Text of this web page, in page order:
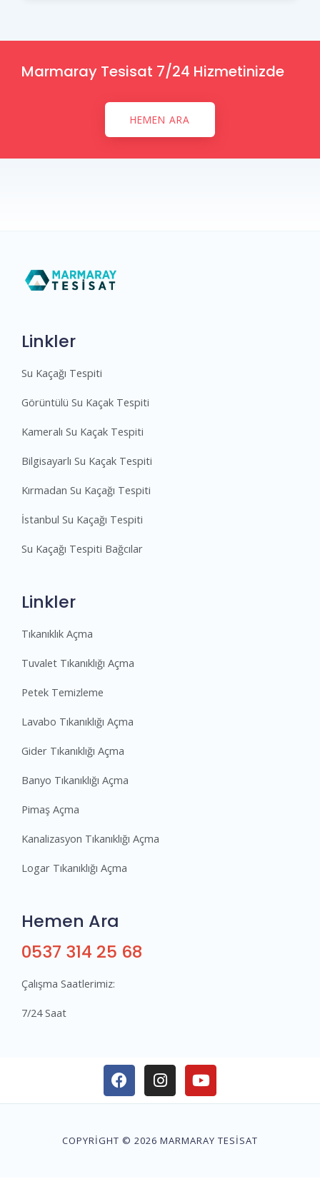
Marmaray Tesisat 7/24 Hizmetinizde
HEMEN ARA
Linkler
Su Kaçağı Tespiti
Görüntülü Su Kaçak Tespiti
Kameralı Su Kaçak Tespiti
Bilgisayarlı Su Kaçak Tespiti
Kırmadan Su Kaçağı Tespiti
İstanbul Su Kaçağı Tespiti
Su Kaçağı Tespiti Bağcılar
Linkler
Tıkanıklık Açma
Tuvalet Tıkanıklığı Açma
Petek Temizleme
Lavabo Tıkanıklığı Açma
Gider Tıkanıklığı Açma
Banyo Tıkanıklığı Açma
Pimaş Açma
Kanalizasyon Tıkanıklığı Açma
Logar Tıkanıklığı Açma
Hemen Ara
0537 314 25 68
Çalışma Saatlerimiz:
7/24 Saat
COPYRIGHT © 2026 MARMARAY TESISAT